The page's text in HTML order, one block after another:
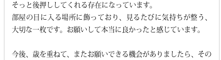
そっと後押ししてくれる存在になっています。
部屋の目に入る場所に飾っており、見るたびに気持ちが整う、
大切な一枚です。お願いして本当に良かったと感じています。
今後、歳を重ねて、またお願いできる機会がありましたら、その